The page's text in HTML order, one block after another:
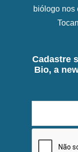
biólogo nos
Cadastre
Bio, a